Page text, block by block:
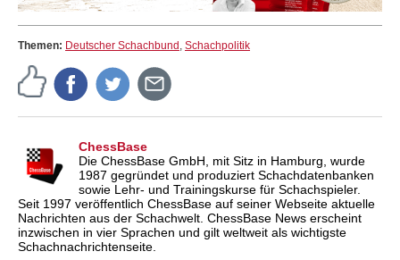
Themen: Deutscher Schachbund , Schachpolitik
ChessBase
Die ChessBase GmbH, mit Sitz in Hamburg, wurde
1987 gegründet und produziert Schachdatenbanken
sowie Lehr- und Trainingskurse für Schachspieler.
Seit 1997 veröffentlich ChessBase auf seiner Webseite aktuelle
Nachrichten aus der Schachwelt. ChessBase News erscheint
inzwischen in vier Sprachen und gilt weltweit als wichtigste
Schachnachrichtenseite.